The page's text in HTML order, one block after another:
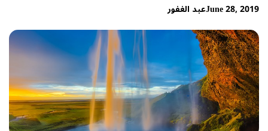
June 28, 2019عبد الغفور